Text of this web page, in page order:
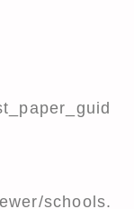
schools.